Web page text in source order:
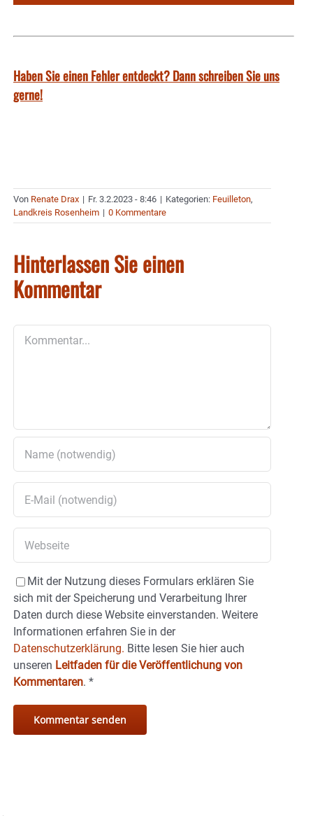
Haben Sie einen Fehler entdeckt? Dann schreiben Sie uns
gerne!
Von Renate Drax | Fr. 3.2.2023 - 8:46 | Kategorien: Feuilleton,
Landkreis Rosenheim | 0 Kommentare
Hinterlassen Sie einen
Kommentar
Mit der Nutzung dieses Formulars erklären Sie
sich mit der Speicherung und Verarbeitung Ihrer
Daten durch diese Website einverstanden. Weitere
Informationen erfahren Sie in der
Datenschutzerklärung. Bitte lesen Sie hier auch
unseren Leitfaden für die Veröffentlichung von
Kommentaren. *